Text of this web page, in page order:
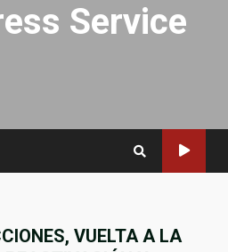
Service
VUELTA A LA